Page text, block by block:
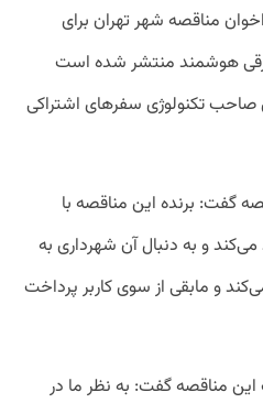
مناقصه شهر تهران برای
هوشمند منتشر شده است
تکنولوژی سفرهای اشتراکی
گفت: برنده این مناقصه با
و به دنبال آن شهرداری به
و مابقی از سوی کاربر پرداخت
این مناقصه گفت: به نظر ما در